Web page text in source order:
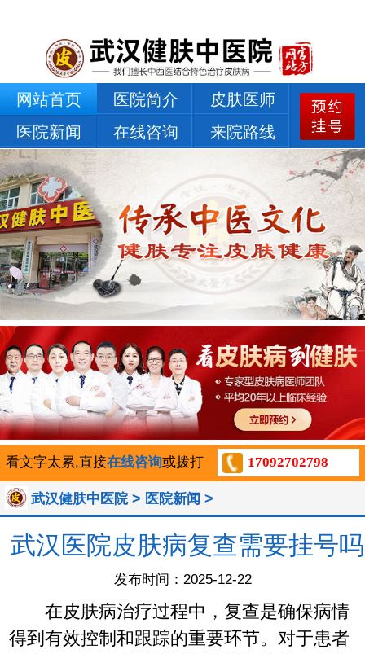
网站首页 医院简介
皮肤医师
医院新闻
在线咨询 来院路线
看文字太累,直接在线咨询或拨打 17092702798
武汉健肤中医院> 医院新闻 >
武汉医院皮肤病复查需要挂号吗
发布时间：2025-12-22
在皮肤病治疗过程中，复查是确保病情
得到有效控制和跟踪的重要环节。对于患者